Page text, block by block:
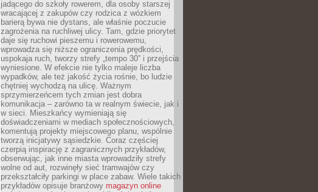
jadącego do szkoły rowerem, dla osoby starszej
wracającej z zakupów czy rodzica z wózkiem
barierą bywa nie dystans, ale właśnie poczucie
zagrożenia na ruchliwej ulicy. Tam, gdzie priorytet
daje się ruchowi pieszemu i rowerowemu,
wprowadza się niższe ograniczenia prędkości,
uspokaja ruch, tworzy strefy „tempo 30” i przejścia
wyniesione. W efekcie nie tylko maleje liczba
wypadków, ale też jakość życia rośnie, bo ludzie
chętniej wychodzą na ulicę. Ważnym
sprzymierzeńcem tych zmian jest dobra
komunikacja – zarówno ta w realnym świecie, jak i
w sieci. Mieszkańcy wymieniają się
doświadczeniami w mediach społecznościowych,
komentują projekty miejscowego planu, wspólnie
tworzą inicjatywy sąsiedzkie. Coraz częściej
czerpią inspirację z zagranicznych przykładów,
obserwując, jak inne miasta wprowadziły strefy
wolne od aut, rozwinęły sieć tramwajów czy
przekształciły parkingi w place zabaw. Wiele takich
przykładów opisuje branżowy magazyn online